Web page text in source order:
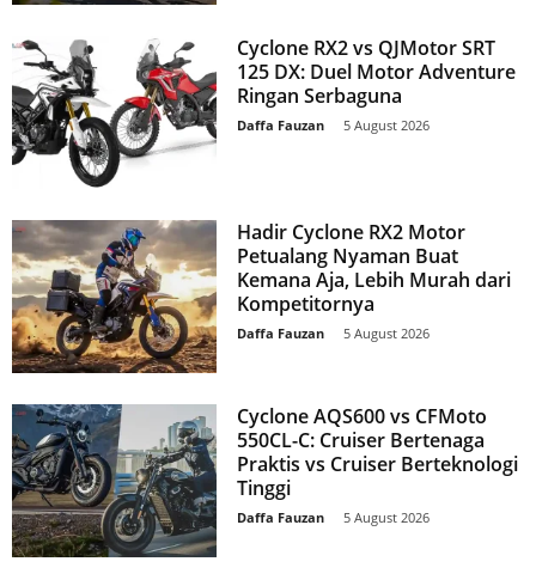
Cyclone RX2 vs QJMotor SRT
125 DX: Duel Motor Adventure
Ringan Serbaguna
Daffa Fauzan 5 August 2026
Hadir Cyclone RX2 Motor
Petualang Nyaman Buat
Kemana Aja, Lebih Murah dari
Kompetitornya
Daffa Fauzan 5 August 2026
Cyclone AQS600 vs CFMoto
550CL-C: Cruiser Bertenaga
Praktis vs Cruiser Berteknologi
Tinggi
Daffa Fauzan 5 August 2026